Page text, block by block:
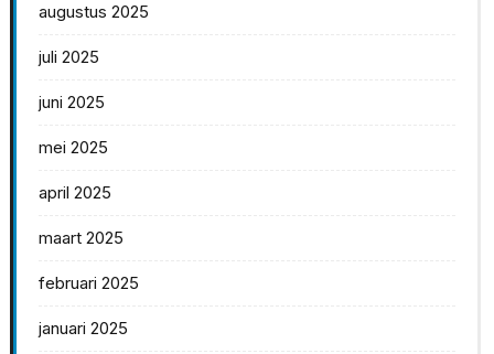
augustus 2025
juli 2025
juni 2025
mei 2025
april 2025
maart 2025
februari 2025
januari 2025